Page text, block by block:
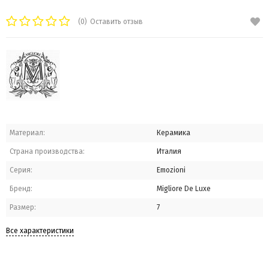
(0) Оставить отзыв
Материал: Керамика
Страна производства: Италия
Серия: Emozioni
Бренд: Migliore De Luxe
Размер: 7
Все характеристики